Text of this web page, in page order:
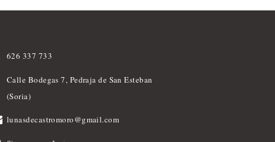
626 337 733
Calle Bodegas 7, Pedraja de San Esteban
(Soria)
lunasdecastromoro@gmail.com